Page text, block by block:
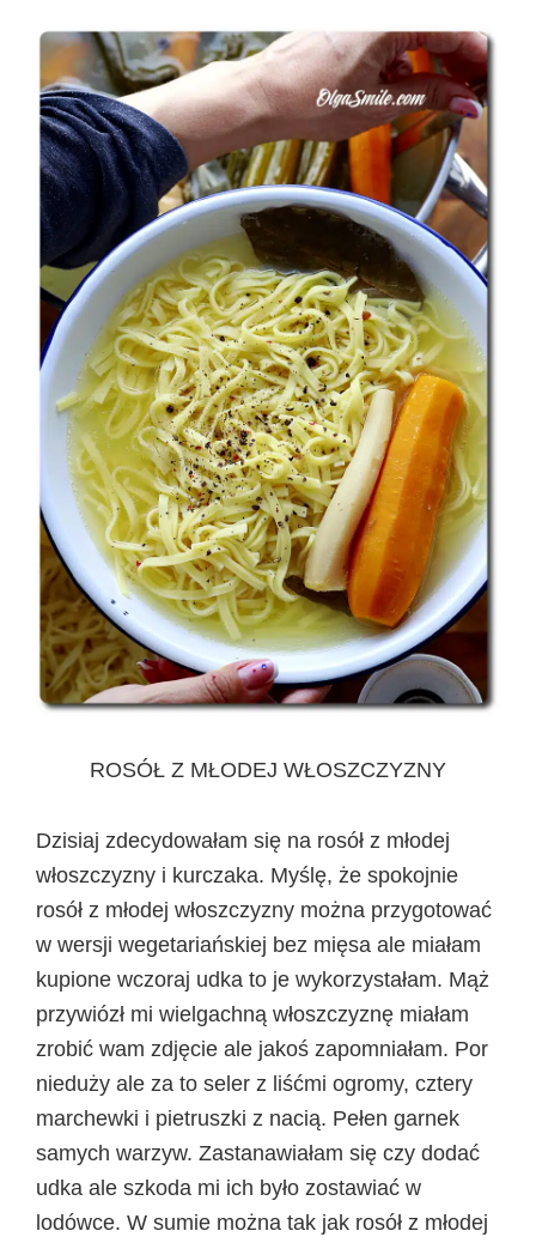
ROSÓŁ Z MŁODEJ WŁOSZCZYZNY
Dzisiaj zdecydowałam się na rosół z młodej
włoszczyzny i kurczaka. Myślę, że spokojnie
rosół z młodej włoszczyzny można przygotować
w wersji wegetariańskiej bez mięsa ale miałam
kupione wczoraj udka to je wykorzystałam. Mąż
przywiózł mi wielgachną włoszczyznę miałam
zrobić wam zdjęcie ale jakoś zapomniałam. Por
nieduży ale za to seler z liśćmi ogromy, cztery
marchewki i pietruszki z nacią. Pełen garnek
samych warzyw. Zastanawiałam się czy dodać
udka ale szkoda mi ich było zostawiać w
lodówce. W sumie można tak jak rosół z młodej